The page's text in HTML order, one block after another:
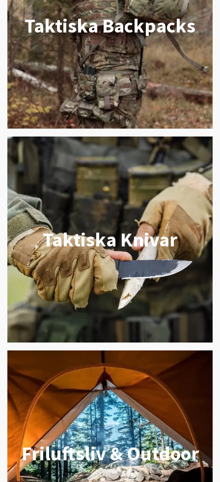
Taktiska Backpacks
Taktiska Knivar
Friluftsliv & Outdoor